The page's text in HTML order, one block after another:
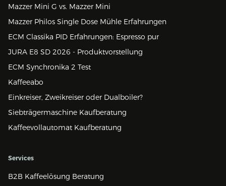
Mazzer Mini G vs. Mazzer Mini
Mazzer Philos Single Dose Mühle Erfahrungen
ECM Classika PID Erfahrungen: Espresso pur
JURA E8 SD 2026 - Produktvorstellung
ECM Synchronika 2 Test
Kaffeeabo
Einkreiser, Zweikreiser oder Dualboiler?
Siebträgermaschine Kaufberatung
Kaffeevollautomat Kaufberatung
Services
B2B Kaffeelösung Beratung